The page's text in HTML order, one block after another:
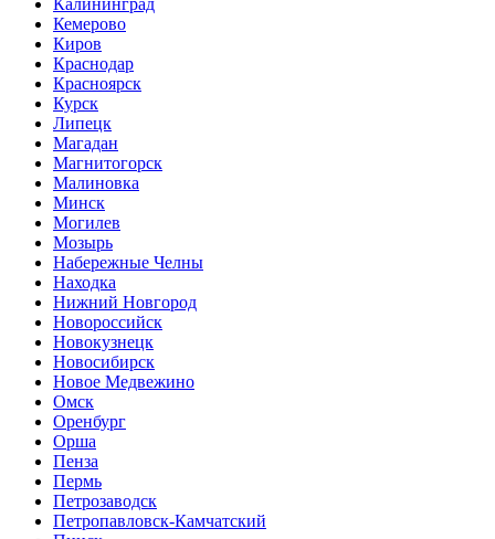
Калининград
Кемерово
Киров
Краснодар
Красноярск
Курск
Липецк
Магадан
Магнитогорск
Малиновка
Минск
Могилев
Мозырь
Набережные Челны
Находка
Нижний Новгород
Новороссийск
Новокузнецк
Новосибирск
Новое Медвежино
Омск
Оренбург
Орша
Пенза
Пермь
Петрозаводск
Петропавловск-Камчатский